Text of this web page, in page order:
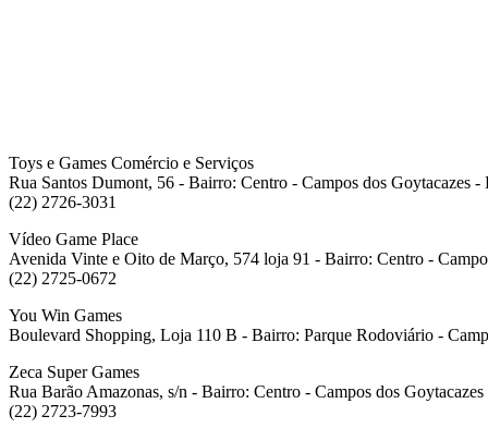
Toys e Games Comércio e Serviços
Rua Santos Dumont, 56 - Bairro: Centro - Campos dos Goytacazes -
(22) 2726-3031
Vídeo Game Place
Avenida Vinte e Oito de Março, 574 loja 91 - Bairro: Centro -
(22) 2725-0672
You Win Games
Boulevard Shopping, Loja 110 B - Bairro: Parque Rodoviário -
Zeca Super Games
Rua Barão Amazonas, s/n - Bairro: Centro - Campos dos Goytacazes
(22) 2723-7993